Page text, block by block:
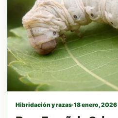
Hibridación y razas·18 enero, 2026